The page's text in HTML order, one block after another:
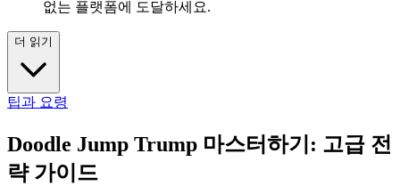
없는 플랫폼에 도달하세요.
더 읽기
팁과 요령
Doodle Jump Trump 마스터하기: 고급 전
략 가이드